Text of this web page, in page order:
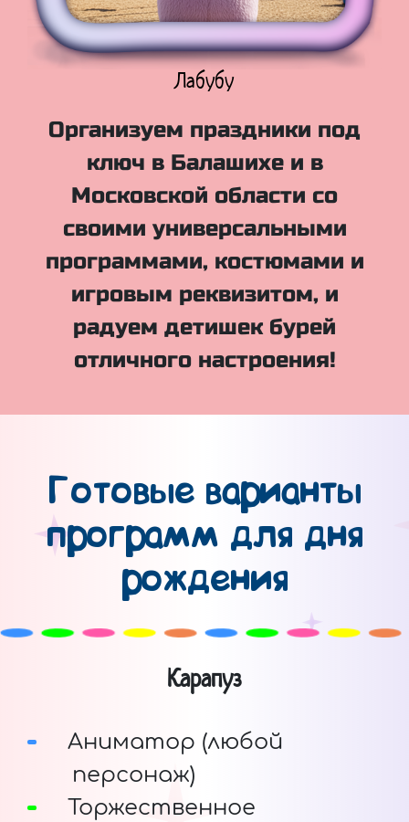
Куклы Лол
Организуем праздники под
ключ в Балашихе и в
Московской области со
своими универсальными
программами, костюмами и
игровым реквизитом, и
радуем детишек бурей
отличного настроения!
Готовые варианты
программ для дня
рождения
Карапуз
Аниматор (любой
персонаж)
Торжественное